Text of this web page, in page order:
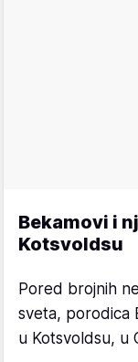
Bekamovi i
Kotsvoldsu
Pored brojnih
sveta, porodica
u Kotsvoldsu, u